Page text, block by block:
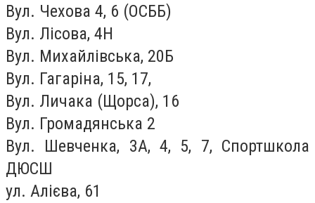
Вул. Чехова 4, 6 (ОСББ)
Вул. Лісова, 4Н
Вул. Михайлівська, 20Б
Вул. Гагаріна, 15, 17,
Вул. Личака (Щорса), 16
Вул. Громадянська 2
Вул. Шевченка, 3А, 4, 5, 7, Спортшкола
ДЮСШ
ул. Алієва, 61